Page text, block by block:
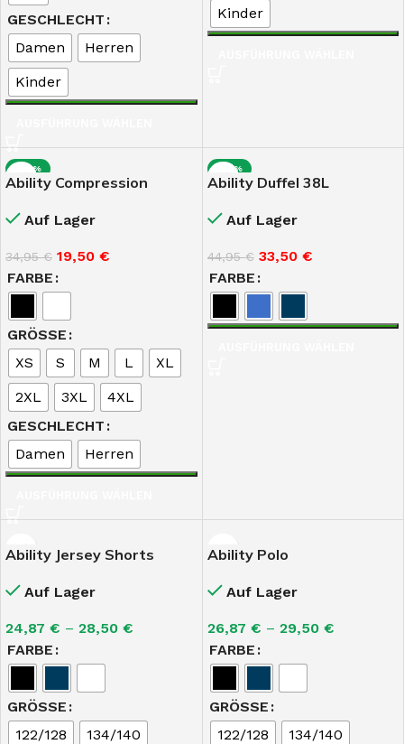
GESCHLECHT
Damen
Herren
Kinder
Kinder
-44%
Ability Compression
Auf Lager
34,95€ 19,50 €
FARBE
GRÖSSE
XS
S M L
XL
2XL
3XL
4XL
GESCHLECHT
Damen
Herren
-25%
Ability Duffel 38L
Auf Lager
44,95€ 33,50 €
FARBE
Ability Jersey Shorts
Auf Lager
24,87 € – 28,50 €
FARBE
GRÖSSE
122/128
134/140
Ability Polo
Auf Lager
26,87 € – 29,50 €
FARBE
GRÖSSE
122/128
134/140